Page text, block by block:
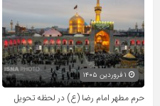
حرم مطهر امام رضا (ع) در لحظه تحویل